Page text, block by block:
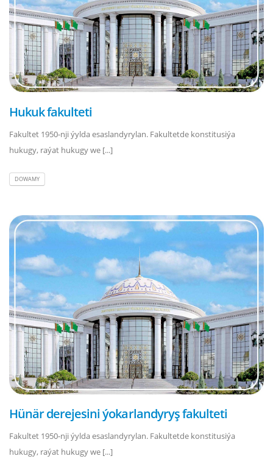
Hukuk fakulteti
Fakultet 1950-nji ýylda esaslandyrylan. Fakultetde konstitusiýa
hukugy, raýat hukugy we [...]
DOWAMY
Hünär derejesini ýokarlandyryş fakulteti
Fakultet 1950-nji ýylda esaslandyrylan. Fakultetde konstitusiýa
hukugy, raýat hukugy we [...]